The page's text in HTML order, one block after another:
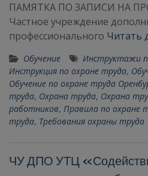
ПАМЯТКА ПО ЗАПИСИ НА
Частное учреждение
профессионального Читать
Обучение Инструктажи
Инструкция по охране труда,
Обучение по охране труда
труда, Охрана труда, Охрана
работников, Правила по охране
труда, Требования охраны труда
ЧУ ДПО УТЦ